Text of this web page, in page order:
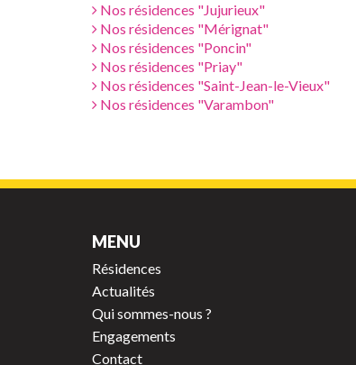
Nos résidences "Jujurieux"
Nos résidences "Mérignat"
Nos résidences "Poncin"
Nos résidences "Priay"
Nos résidences "Saint-Jean-le-Vieux"
Nos résidences "Varambon"
MENU
Résidences
Actualités
Qui sommes-nous ?
Engagements
Contact